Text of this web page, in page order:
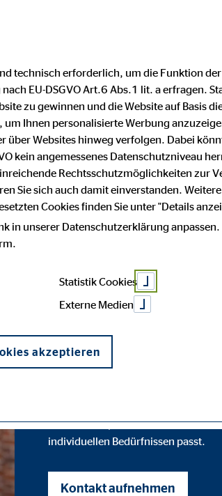
Impressum
Sascha
mir nicht
Das Wichtigste an einer guten
bis ins Detail, warum ich eine
individuellen Bedürfnissen passt.
Kontakt aufnehmen
technisch erforderlich, um die Funktion
EU-DSGVO Art.6 Abs.1 lit. a erfragen.
zu gewinnen und die Website auf Basis
Ihnen personalisierte Werbung
über Websites hinweg verfolgen. Dabei
kein angemessenes Datenschutzniveau
Rechtsschutzmöglichkeiten zur
Sie sich auch damit einverstanden.
Cookies finden Sie unter "Details
in unserer Datenschutzerklärung
Statistik Cookies
Externe Medien
akzeptieren
für die einwandfreie Funktion der Website